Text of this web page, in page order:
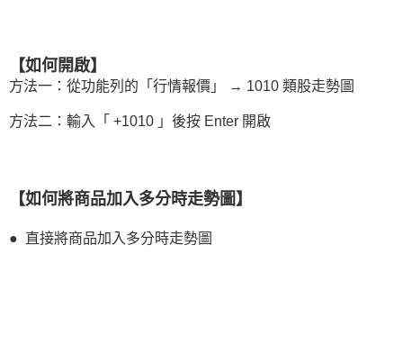
【如何開啟】
方法一：從功能列的「行情報價」 → 1010 類股走勢圖
方法二：輸入「 +1010 」後按 Enter 開啟
【如何將商品加入多分時走勢圖】
● 直接將商品加入多分時走勢圖